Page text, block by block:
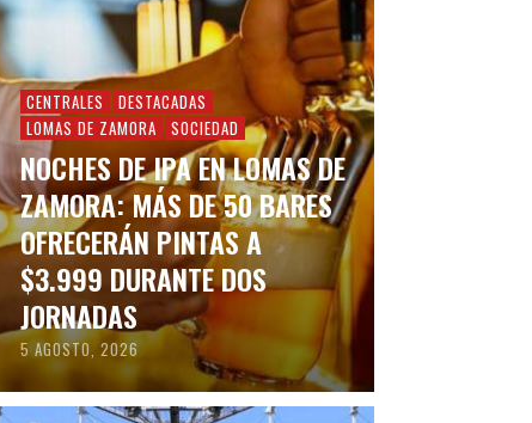
CENTRALES
DESTACADAS
LOMAS DE ZAMORA
SOCIEDAD
NOCHES DE IPA EN LOMAS DE
ZAMORA: MÁS DE 50 BARES
OFRECERÁN PINTAS A
$3.999 DURANTE DOS
JORNADAS
5 AGOSTO, 2026